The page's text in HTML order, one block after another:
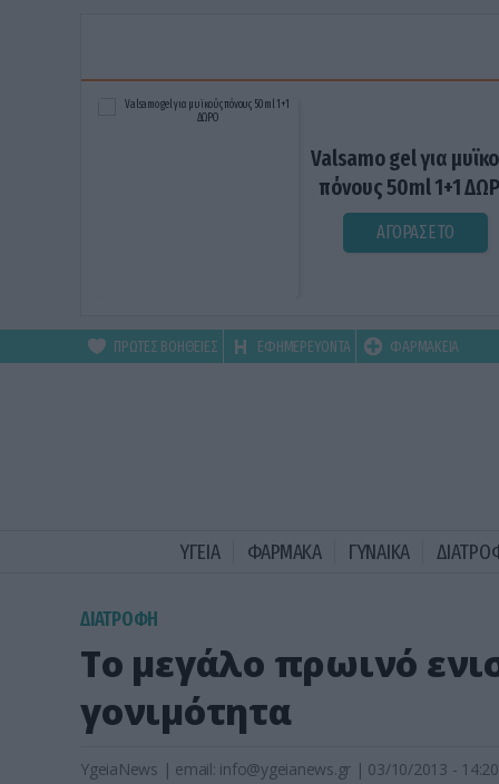
Valsamo gel για
πόνους 50ml 1+1
ΑΓΟΡΑΣΕ ΤΟ
ΠΡΩΤΕΣ ΒΟΗΘΕΙΕΣ ΕΦΗΜΕΡΕΥΟΝΤΑ ΦΑΡΜΑΚΕΙΑ
ΥΓΕΙΑ ΦΑΡΜΑΚΑ ΓΥΝΑΙΚΑ
ΔΙΑΤΡΟΦΗ
Το μεγάλο πρωινό
γονιμότητα
YgeiaNews | email: info@ygeianews.gr | 03/10/2013 - 14:20